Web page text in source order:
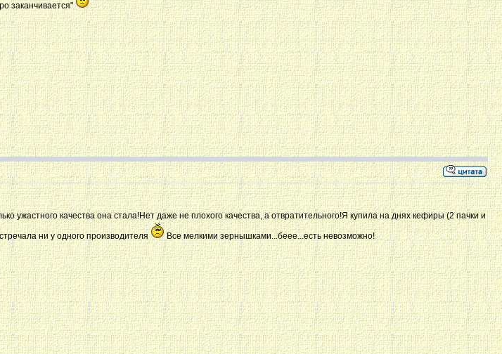
заканчивается"
ужастного качества она стала!Нет даже не плохого качества, а отвратительного!Я купила на днях кефиры (2 пачки и
ни у одного производителя
Все мелкими зернышками...беее...есть невозможно!